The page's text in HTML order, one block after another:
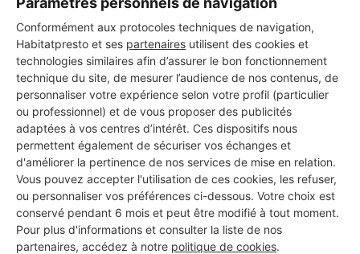
Conformément aux protocoles techniques de navigation,
Habitatpresto et ses partenaires utilisent des cookies et
technologies similaires afin d’assurer le bon fonctionnement
technique du site, de mesurer l’audience de nos contenus, de
personnaliser votre expérience selon votre profil (particulier
ou professionnel) et de vous proposer des publicités
adaptées à vos centres d’intérêt. Ces dispositifs nous
permettent également de sécuriser vos échanges et
d'améliorer la pertinence de nos services de mise en relation.
Vous pouvez accepter l'utilisation de ces cookies, les refuser,
ou personnaliser vos préférences ci-dessous. Votre choix est
conservé pendant 6 mois et peut être modifié à tout moment.
Pour plus d'informations et consulter la liste de nos
partenaires, accédez à notre politique de cookies.
Vous souhaitez réaliser des travaux et ne savez quel professionnel
choisir ? Demandez des devis travauxauprès de notre réseau de 5 000
professionnels partout en France.
DEMANDER UN DEVIS